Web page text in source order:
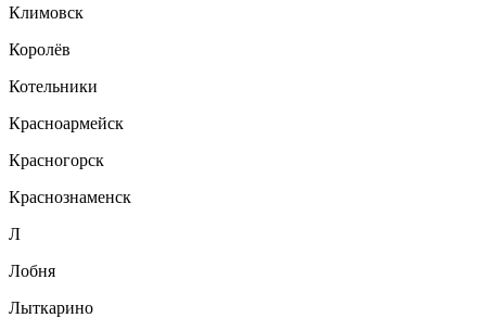
Климовск
Королёв
Котельники
Красноармейск
Красногорск
Краснознаменск
Л
Лобня
Лыткарино